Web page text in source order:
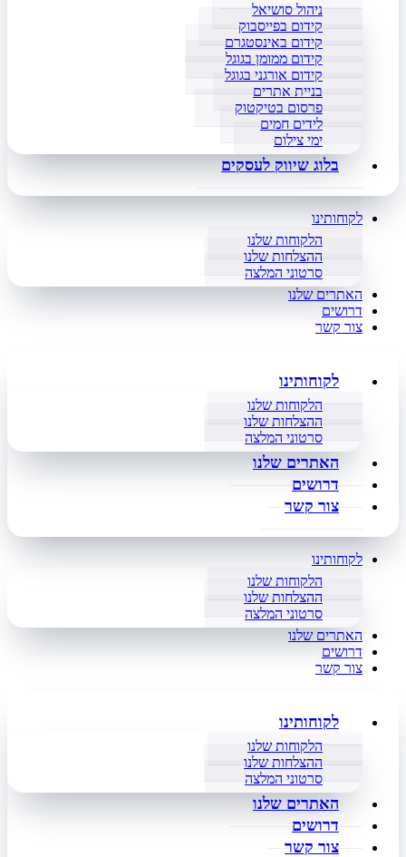
ניהול סושיאל
קידום בפייסבוק
קידום באינסטגרם
קידום ממומן בגוגל
קידום אורגני בגוגל
בניית אתרים
פרסום בטיקטוק
לידים חמים
ימי צילום
בלוג שיווק לעסקים
לקוחותינו
הלקוחות שלנו
ההצלחות שלנו
סרטוני המלצה
האתרים שלנו
דרושים
צור קשר
לקוחותינו
הלקוחות שלנו
ההצלחות שלנו
סרטוני המלצה
האתרים שלנו
דרושים
צור קשר
לקוחותינו
הלקוחות שלנו
ההצלחות שלנו
סרטוני המלצה
האתרים שלנו
דרושים
צור קשר
לקוחותינו
הלקוחות שלנו
ההצלחות שלנו
סרטוני המלצה
האתרים שלנו
דרושים
צור קשר